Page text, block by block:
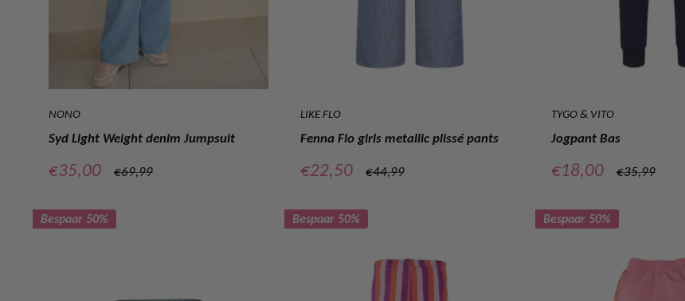
NONO
Syd Light Weight denim Jumpsuit
Verkoopprijs
€35,00
Normale
€69,99
LIKE FLO
Fenna Flo girls metallic plissé pants
Verkoopprijs
€22,50
Normale
€44,99
TYGO & VITO
Jogpant Bas
Verkoopprijs
€18,00
Normale
€35,99
Bespaar 50% Bespaar 50% Bespaar 50%